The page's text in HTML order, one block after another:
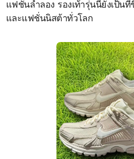
แฟชั่นลำลอง รองเท้ารุ่นนี้ยังเป็น
และแฟชั่นนิสต้าทั่วโลก